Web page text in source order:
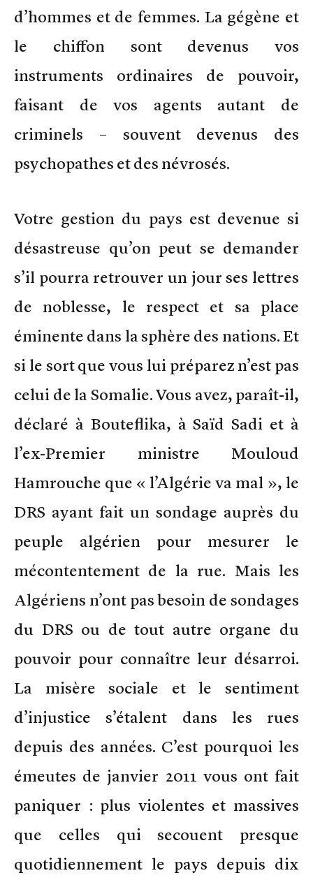
d’hommes et de femmes. La gégène et
le chiffon sont devenus vos
instruments ordinaires de pouvoir,
faisant de vos agents autant de
criminels – souvent devenus des
psychopathes et des névrosés.
Votre gestion du pays est devenue si
désastreuse qu’on peut se demander
s’il pourra retrouver un jour ses lettres
de noblesse, le respect et sa place
éminente dans la sphère des nations. Et
si le sort que vous lui préparez n’est pas
celui de la Somalie. Vous avez, paraît-il,
déclaré à Bouteflika, à Saïd Sadi et à
l’ex-Premier ministre Mouloud
Hamrouche que « l’Algérie va mal », le
DRS ayant fait un sondage auprès du
peuple algérien pour mesurer le
mécontentement de la rue. Mais les
Algériens n’ont pas besoin de sondages
du DRS ou de tout autre organe du
pouvoir pour connaître leur désarroi.
La misère sociale et le sentiment
d’injustice s’étalent dans les rues
depuis des années. C’est pourquoi les
émeutes de janvier 2011 vous ont fait
paniquer : plus violentes et massives
que celles qui secouent presque
quotidiennement le pays depuis dix